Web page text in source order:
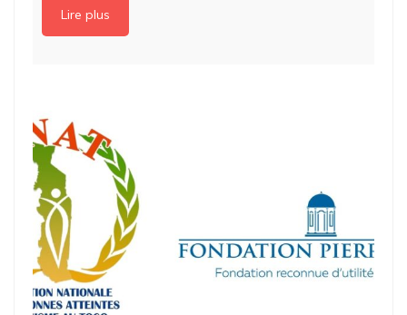
Lire plus